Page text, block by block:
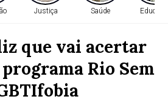
Justiça Saúde
que vai acertar
Rio Sem